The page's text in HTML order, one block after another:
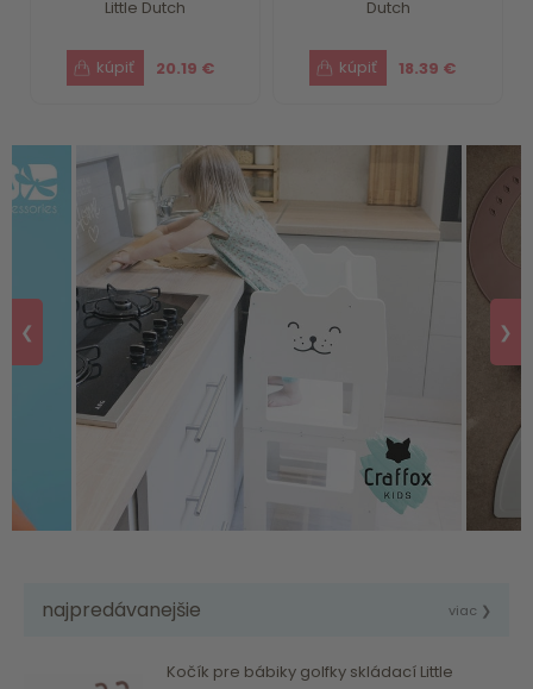
Little Dutch
20.19 €
Dutch
18.39 €
❮ ❯
najpredávanejšie viac ❯
Kočík pre bábiky golfky skládací Little